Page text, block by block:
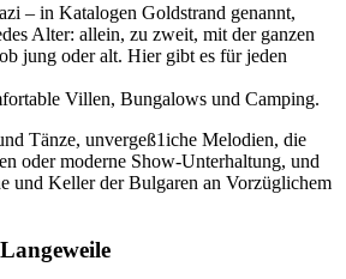
– in Katalogen Goldstrand genannt,
Alter: allein, zu zweit, mit der ganzen
jung oder alt. Hier gibt es für jeden
Villen, Bungalows und Camping.
Tänze, unvergeß1iche Melodien, die
oder moderne Show-Unterhaltung, und
und Keller der Bulgaren an Vorzüglichem